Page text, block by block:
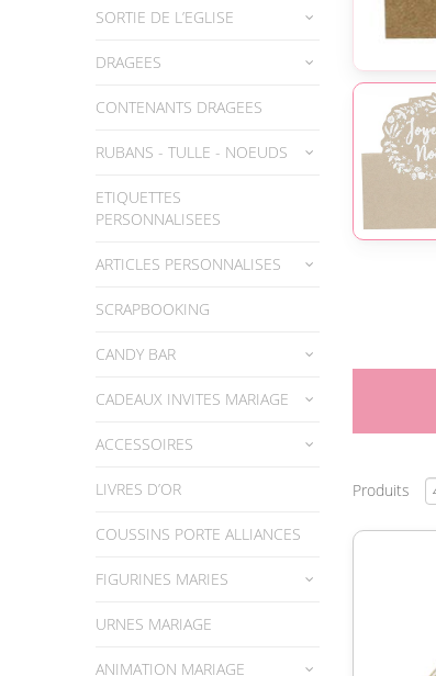
SORTIE DE L’EGLISE
DRAGEES
CONTENANTS DRAGEES
RUBANS - TULLE - NOEUDS
ETIQUETTES
PERSONNALISEES
ARTICLES PERSONNALISES
SCRAPBOOKING
CANDY BAR
CADEAUX INVITES MARIAGE
ACCESSOIRES
LIVRES D’OR
COUSSINS PORTE ALLIANCES
FIGURINES MARIES
URNES MARIAGE
ANIMATION MARIAGE
Produits